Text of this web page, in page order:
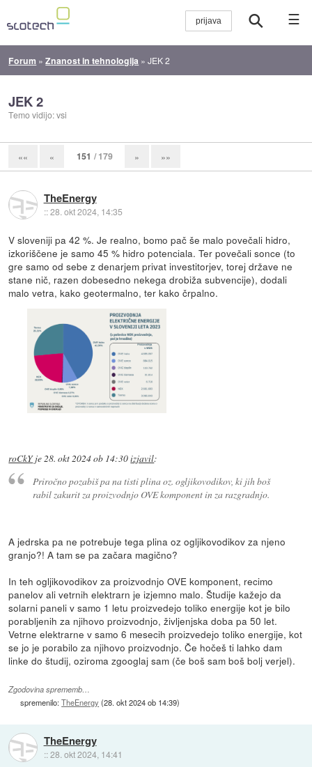
☰
Forum »Znanost in tehnologija »JEK 2
JEK 2
Temo vidijo: vsi
«« « 151 / 179 » »»
TheEnergy
::28. okt 2024, 14:35
V sloveniji pa 42 %. Je realno, bomo pač še malo povečali hidro,
izkoriščene je samo 45 % hidro potenciala. Ter povečali sonce (to
gre samo od sebe z denarjem privat investitorjev, torej države ne
stane nič, razen dobesedno nekega drobiža subvencije), dodali
malo vetra, kako geotermalno, ter kako črpalno.
roCkYje28. okt 2024 ob 14:30izjavil:
Priročno pozabiš pa na tisti plina oz. ogljikovodikov, ki jih boš
rabil zakurit za proizvodnjo OVE komponent in za razgradnjo.
A jedrska pa ne potrebuje tega plina oz ogljikovodikov za njeno
granjo?! A tam se pa začara magično?
In teh ogljikovodikov za proizvodnjo OVE komponent, recimo
panelov ali vetrnih elektrarn je izjemno malo. Študije kažejo da
solarni paneli v samo 1 letu proizvedejo toliko energije kot je bilo
porabljenih za njihovo proizvodnjo, življenjska doba pa 50 let.
Vetrne elektrarne v samo 6 mesecih proizvedejo toliko energije, kot
se jo je porabilo za njihovo proizvodnjo. Če hočeš ti lahko dam
linke do študij, oziroma zgooglaj sam (če boš sam boš bolj verjel).
Zgodovina sprememb…
spremenilo:TheEnergy (28. okt 2024 ob 14:39)
TheEnergy
::28. okt 2024, 14:41